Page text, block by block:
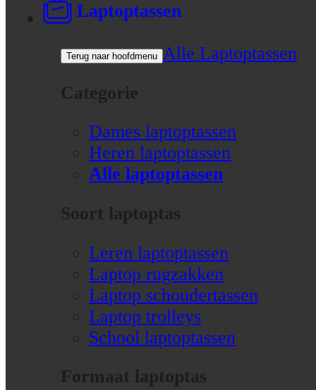
Laptoptassen
Terug naar hoofdmenu Alle Laptoptassen
Categorie
Dames laptoptassen
Heren laptoptassen
Alle laptoptassen
Soort laptoptas
Leren laptoptassen
Laptop rugzakken
Laptop schoudertassen
Laptop trolleys
School laptoptassen
Formaat laptoptas